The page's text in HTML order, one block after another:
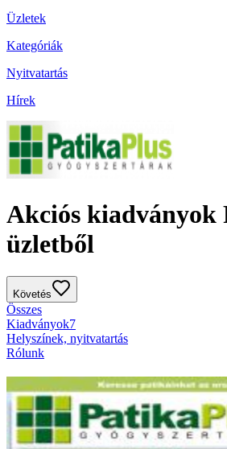
Üzletek
Kategóriák
Nyitvatartás
Hírek
Akciós kiadványok
üzletből
Követés
Összes
Kiadványok7
Helyszínek, nyitvatartás
Rólunk